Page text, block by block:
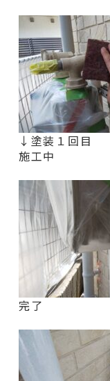
↓塗装１回目
施工中
完了